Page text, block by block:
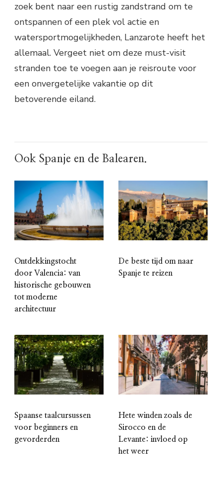
zoek bent naar een rustig zandstrand om te
ontspannen of een plek vol actie en
watersportmogelijkheden, Lanzarote heeft het
allemaal. Vergeet niet om deze must-visit
stranden toe te voegen aan je reisroute voor
een onvergetelijke vakantie op dit
betoverende eiland.
Ook Spanje en de Balearen.
Ontdekkingstocht
door Valencia: van
historische gebouwen
tot moderne
architectuur
De beste tijd om naar
Spanje te reizen
Spaanse taalcursussen
voor beginners en
gevorderden
Hete winden zoals de
Sirocco en de
Levante: invloed op
het weer